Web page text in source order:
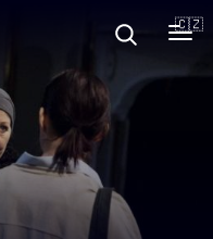
🇨🇿